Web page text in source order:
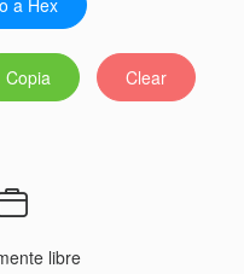
a Hex
Copia Clear
libre